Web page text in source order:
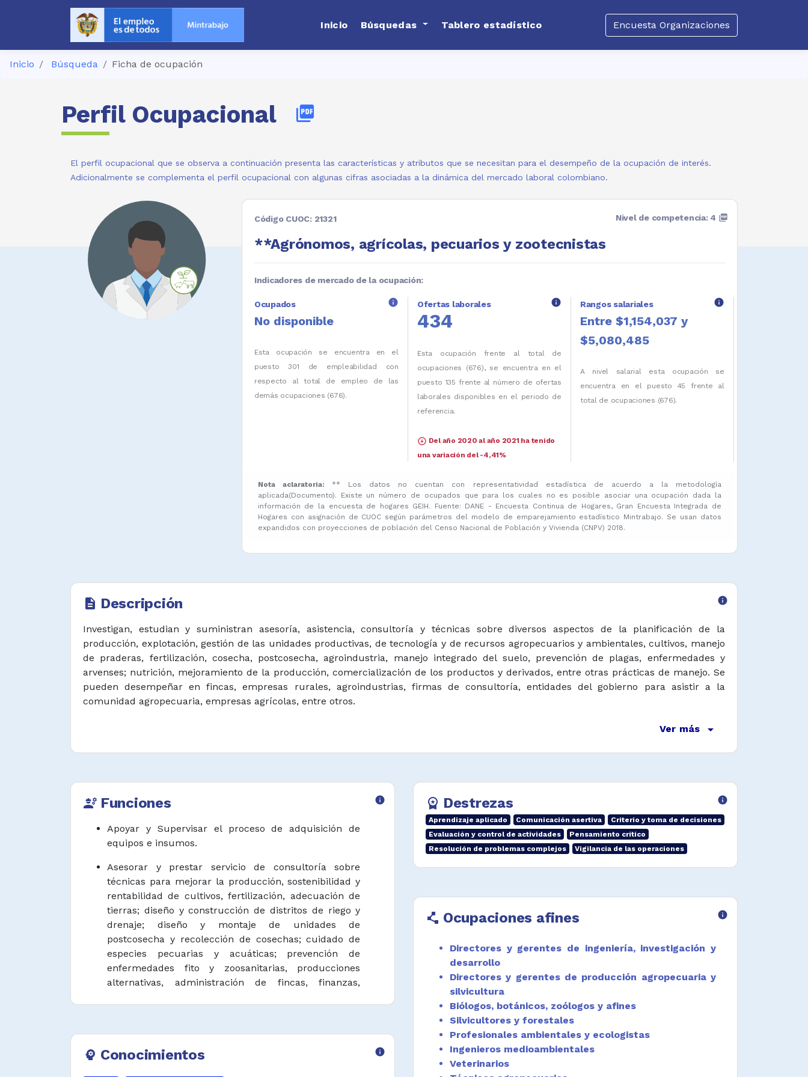
Inicio Búsquedas Tablero estadístico Encuesta Organizaciones
Inicio Búsqueda Ficha de ocupación
Perfil Ocupacional picture_as_pdf
El perfil ocupacional que se observa a continuación presenta las características y atributos que se necesitan para el desempeño de la ocupación de interés.
Adicionalmente se complementa el perfil ocupacional con algunas cifras asociadas a la dinámica del mercado laboral colombiano.
Código CUOC: 21321
**Agrónomos, agrícolas, pecuarios y zootecnistas
Nivel de competencia: 4 picture_as_pdf
Indicadores de mercado de la ocupación:
Ocupados info
No disponible
Esta ocupación se encuentra en el
puesto 301 de empleabilidad con
respecto al total de empleo de las
demás ocupaciones (676).
Ofertas laborales info
434
Esta ocupación frente al total de
ocupaciones (676), se encuentra en el
puesto 135 frente al número de ofertas
laborales disponibles en el periodo de
referencia.
arrow_circle_down Del año 2020 al año 2021 ha tenido
una variación del -4,41%
Rangos salariales info
Entre $1,154,037 y
$5,080,485
A nivel salarial esta ocupación se
encuentra en el puesto 45 frente al
total de ocupaciones (676).
Nota aclaratoria: ** Los datos no cuentan con representatividad estadística de acuerdo a la metodología
aplicada(Documento). Existe un número de ocupados que para los cuales no es posible asociar una ocupación dada la
información de la encuesta de hogares GEIH. Fuente: DANE - Encuesta Continua de Hogares, Gran Encuesta Integrada de
Hogares con asignación de CUOC según parámetros del modelo de emparejamiento estadístico Mintrabajo. Se usan datos
expandidos con proyecciones de población del Censo Nacional de Población y Vivienda (CNPV) 2018.
description Descripción info
Investigan, estudian y suministran asesoría, asistencia, consultoría y técnicas sobre diversos aspectos de la planificación de la
producción, explotación, gestión de las unidades productivas, de tecnología y de recursos agropecuarios y ambientales, cultivos, manejo
de praderas, fertilización, cosecha, postcosecha, agroindustria, manejo integrado del suelo, prevención de plagas, enfermedades y
arvenses; nutrición, mejoramiento de la producción, comercialización de los productos y derivados, entre otras prácticas de manejo. Se
pueden desempeñar en fincas, empresas rurales, agroindustrias, firmas de consultoría, entidades del gobierno para asistir a la
comunidad agropecuaria, empresas agrícolas, entre otros.
Ver más arrow_drop_down
engineering Funciones info
Apoyar y Supervisar el proceso de adquisición de
equipos e insumos.
Asesorar y prestar servicio de consultoría sobre
técnicas para mejorar la producción, sostenibilidad y
rentabilidad de cultivos, fertilización, adecuación de
tierras; diseño y construcción de distritos de riego y
drenaje; diseño y montaje de unidades de
postcosecha y recolección de cosechas; cuidado de
especies pecuarias y acuáticas; prevención de
enfermedades fito y zoosanitarias, producciones
alternativas, administración de fincas, finanzas,
de fincas, empresas rurales y agroindustriales,
proveedores de insumos agropecuarios, negociantes y
psychology Conocimientos info
workspace_premium Destrezas info
Aprendizaje aplicado Comunicación asertiva
Criterio y toma de decisiones
Evaluación y control de actividades
Pensamiento crítico
Resolución de problemas complejos
Vigilancia de las operaciones
polyline Ocupaciones afines info
Directores y gerentes de ingeniería, investigación y
desarrollo
Directores y gerentes de producción agropecuaria y
silvicultura
Biólogos, botánicos, zoólogos y afines
Silvicultores y forestales
Profesionales ambientales y ecologistas
Ingenieros medioambientales
Veterinarios